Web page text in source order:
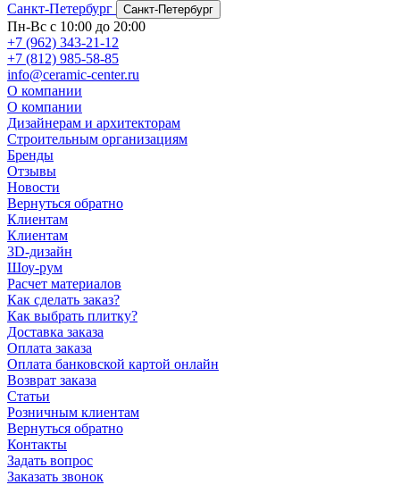
Санкт-Петербург
Санкт-Петербург
Пн-Вс с 10:00 до 20:00
+7 (962) 343-21-12
+7 (812) 985-58-85
info@ceramic-center.ru
О компании
О компании
Дизайнерам и архитекторам
Строительным организациям
Бренды
Отзывы
Новости
Вернуться обратно
Клиентам
Клиентам
3D-дизайн
Шоу-рум
Расчет материалов
Как сделать заказ?
Как выбрать плитку?
Доставка заказа
Оплата заказа
Оплата банковской картой онлайн
Возврат заказа
Статьи
Розничным клиентам
Вернуться обратно
Контакты
Задать вопрос
Заказать звонок